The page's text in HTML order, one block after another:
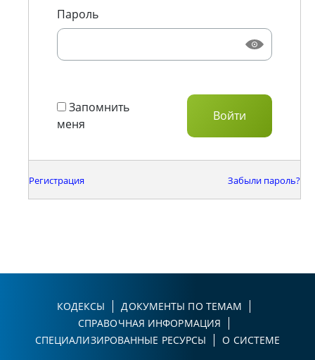
Пароль
Запомнить
меня
Регистрация Забыли пароль?
КОДЕКСЫ
ДОКУМЕНТЫ ПО ТЕМАМ
СПРАВОЧНАЯ ИНФОРМАЦИЯ
СПЕЦИАЛИЗИРОВАННЫЕ РЕСУРСЫ
О СИСТЕМЕ